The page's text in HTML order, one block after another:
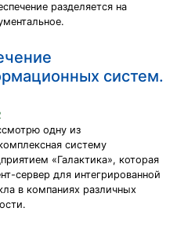
разделяется на
систем.
одну из
систему
«Галактика», которая
сервер для интегрированной
в компаниях различных